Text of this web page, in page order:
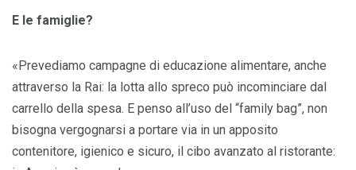
E le famiglie?
«Prevediamo campagne di educazione alimentare, anche
attraverso la Rai: la lotta allo spreco può incominciare dal
carrello della spesa. E penso all’uso del “family bag”, non
bisogna vergognarsi a portare via in un apposito
contenitore, igienico e sicuro, il cibo avanzato al ristorante: